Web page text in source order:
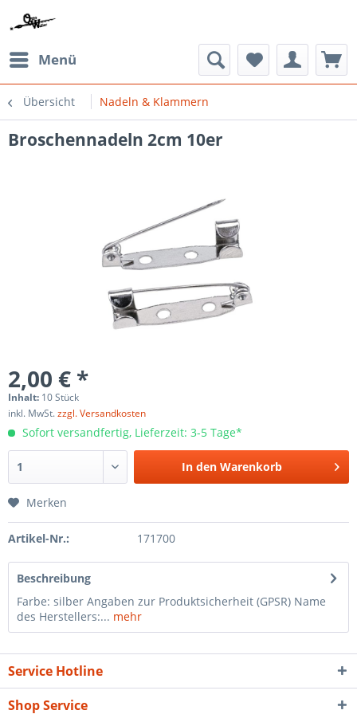
Menü
Übersicht Nadeln & Klammern
Broschennadeln 2cm 10er
2,00 € *
Inhalt: 10 Stück
inkl. MwSt.zzgl. Versandkosten
Sofort versandfertig, Lieferzeit: 3-5 Tage*
In den Warenkorb
Merken
Artikel-Nr.: 171700
Beschreibung
Farbe: silber Angaben zur Produktsicherheit (GPSR) Name
des Herstellers:... mehr
Service Hotline
Shop Service